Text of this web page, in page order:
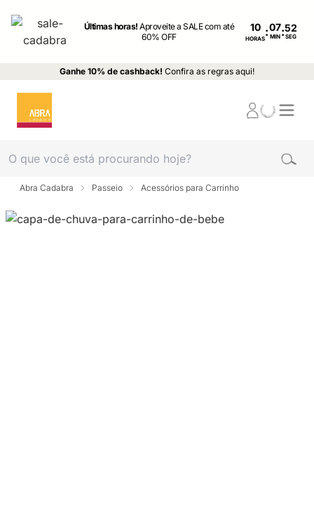
Últimas horas!Aproveite a SALE com até
60% OFF
10
HORAS: MIN : SEG
Ganhe 10% de cashback! Confira as regras aqui!
Abra Cadabra Passeio Acessórios para Carrinho